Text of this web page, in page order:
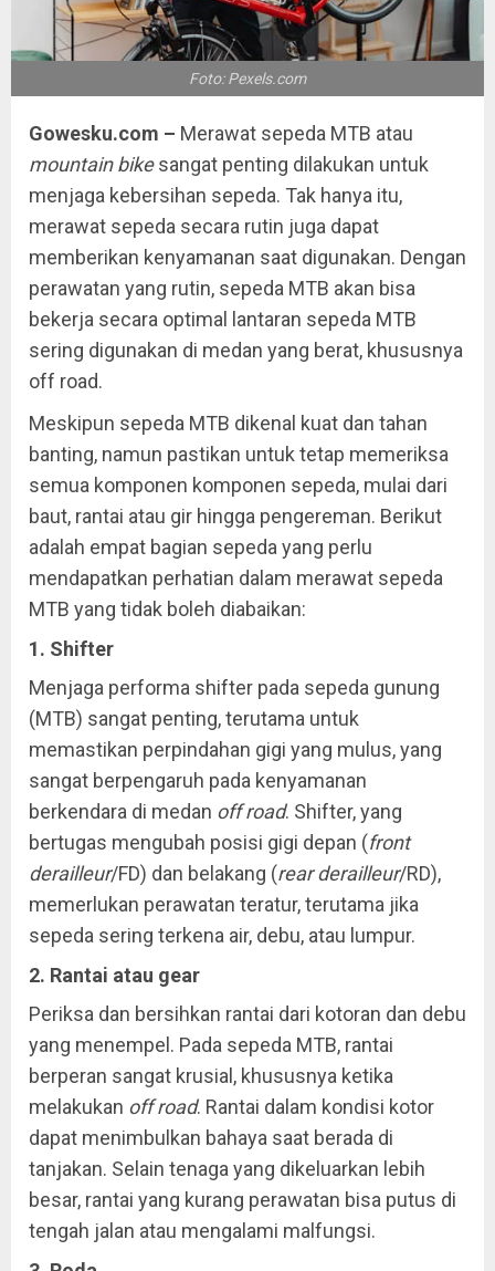
Foto: Pexels.com
Gowesku.com – Merawat sepeda MTB atau
mountain bikesangat penting dilakukan untuk
menjaga kebersihan sepeda. Tak hanya itu,
merawat sepeda secara rutin juga dapat
memberikan kenyamanan saat digunakan. Dengan
perawatan yang rutin, sepeda MTB akan bisa
bekerja secara optimal lantaran sepeda MTB
sering digunakan di medan yang berat, khususnya
off road.
Meskipun sepeda MTB dikenal kuat dan tahan
banting, namun pastikan untuk tetap memeriksa
semua komponen komponen sepeda, mulai dari
baut, rantai atau gir hingga pengereman. Berikut
adalah empat bagian sepeda yang perlu
mendapatkan perhatian dalam merawat sepeda
MTB yang tidak boleh diabaikan:
1. Shifter
Menjaga performa shifter pada sepeda gunung
(MTB) sangat penting, terutama untuk
memastikan perpindahan gigi yang mulus, yang
sangat berpengaruh pada kenyamanan
berkendara di medan off road. Shifter, yang
bertugas mengubah posisi gigi depan (front
derailleur/FD) dan belakang (rear derailleur/RD),
memerlukan perawatan teratur, terutama jika
sepeda sering terkena air, debu, atau lumpur.
2. Rantai atau gear
Periksa dan bersihkan rantai dari kotoran dan debu
yang menempel. Pada sepeda MTB, rantai
berperan sangat krusial, khususnya ketika
melakukan off road. Rantai dalam kondisi kotor
dapat menimbulkan bahaya saat berada di
tanjakan. Selain tenaga yang dikeluarkan lebih
besar, rantai yang kurang perawatan bisa putus di
tengah jalan atau mengalami malfungsi.